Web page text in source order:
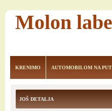
Molon
KRENIMO AUTOMOBILOM NA PUT
JOŠ DETALJA